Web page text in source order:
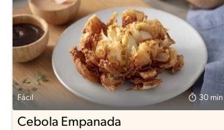
Fácil 30 min
Cebola Empanada